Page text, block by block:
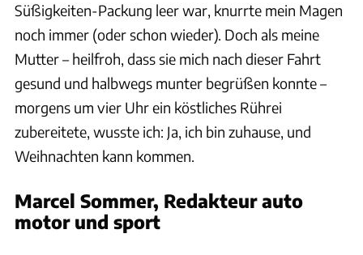
Süßigkeiten-Packung leer war, knurrte mein Magen
noch immer (oder schon wieder). Doch als meine
Mutter – heilfroh, dass sie mich nach dieser Fahrt
gesund und halbwegs munter begrüßen konnte –
morgens um vier Uhr ein köstliches Rührei
zubereitete, wusste ich: Ja, ich bin zuhause, und
Weihnachten kann kommen.
Marcel Sommer, Redakteur auto
motor und sport